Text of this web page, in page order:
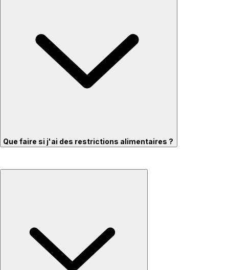
Que faire si j'ai des restrictions alimentaires ?